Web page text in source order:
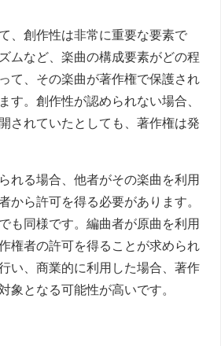
、創作性は非常に重要な要素で
ムなど、楽曲の構成要素がどの程
て、その楽曲が著作権で保護され
す。創作性が認められない場合、
されていたとしても、著作権は発
れる場合、他者がその楽曲を利用
から許可を得る必要があります。
も同様です。編曲者が原曲を利用
権者の許可を得ることが求められ
い、商業的に利用した場合、著作
象となる可能性が高いです。